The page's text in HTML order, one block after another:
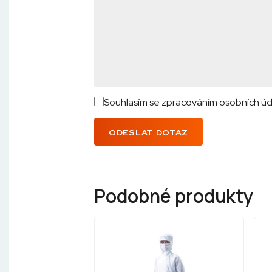
Souhlasím se zpracováním osobních
ODESLAT DOTAZ
Podobné produkty